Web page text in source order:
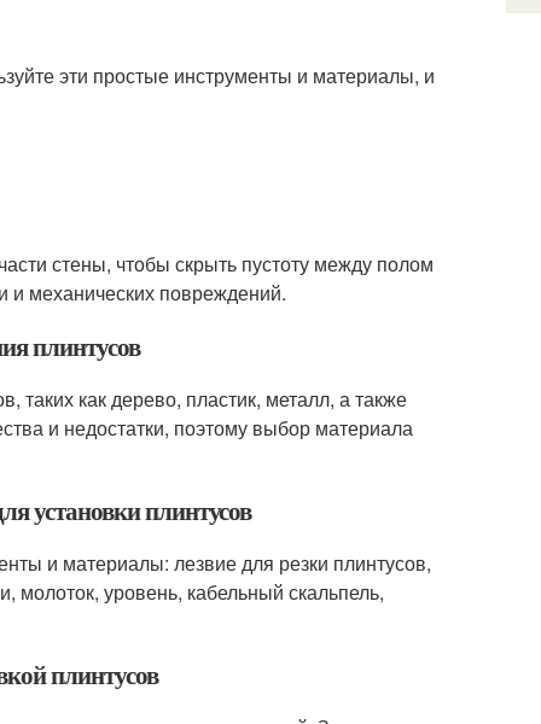
эти простые инструменты и материалы, и
стены, чтобы скрыть пустоту между полом
и механических повреждений.
плинтусов
таких как дерево, пластик, металл, а также
и недостатки, поэтому выбор материала
установки плинтусов
и материалы: лезвие для резки плинтусов,
молоток, уровень, кабельный скальпель,
плинтусов